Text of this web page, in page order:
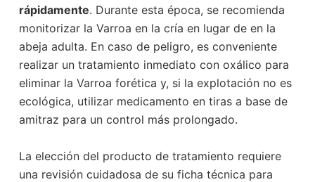
rápidamente. Durante esta época, se recomienda
monitorizar la Varroa en la cría en lugar de en la
abeja adulta. En caso de peligro, es conveniente
realizar un tratamiento inmediato con oxálico para
eliminar la Varroa forética y, si la explotación no es
ecológica, utilizar medicamento en tiras a base de
amitraz para un control más prolongado.
La elección del producto de tratamiento requiere
una revisión cuidadosa de su ficha técnica para